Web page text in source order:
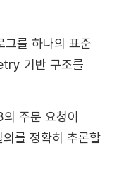
그를 하나의 표준
기반 구조를
주문 요청이
를 정확히 추론할